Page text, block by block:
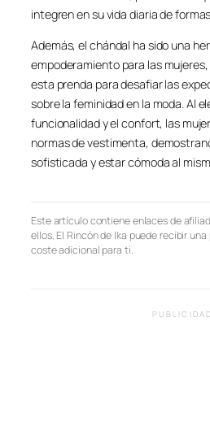
integren en su vida diaria de
Además, el chándal ha sido una
empoderamiento para las
esta prenda para desafiar las
sobre la feminidad en la moda. Al
funcionalidad y el confort, las
normas de vestimenta,
sofisticada y estar cómoda al
Este artículo contiene enlaces de
ellos, El Rincón de Ika puede recibir
coste adicional para ti.
PUBLICIDAD